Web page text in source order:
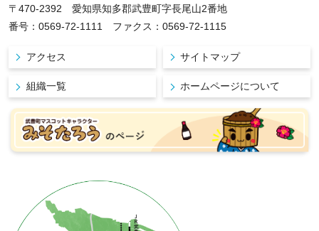
〒470-2392 愛知県知多郡武豊町字長尾山2番地
番号：0569-72-1111 ファクス：0569-72-1115
アクセス サイトマップ
組織一覧 ホームページについて